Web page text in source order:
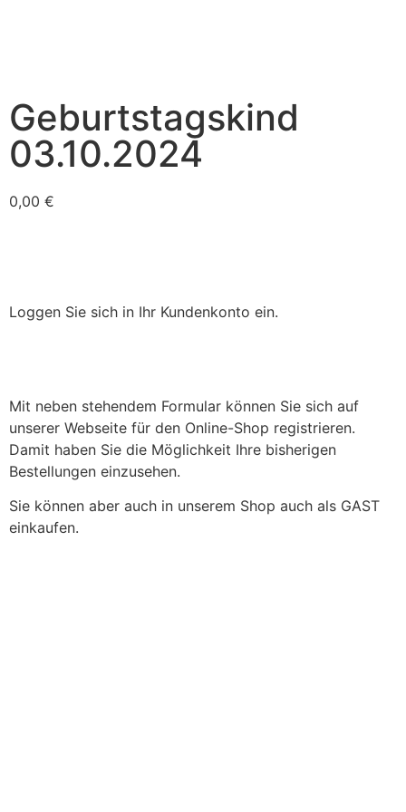
Geburtstagskind
03.10.2024
0,00 €
Loggen Sie sich in Ihr Kundenkonto ein.
Mit neben stehendem Formular können Sie sich auf
unserer Webseite für den Online-Shop registrieren.
Damit haben Sie die Möglichkeit Ihre bisherigen
Bestellungen einzusehen.
Sie können aber auch in unserem Shop auch als GAST
einkaufen.